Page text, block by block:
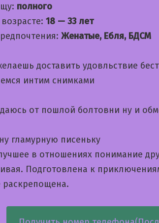
полного
18 — 33 лет
Женатые, Ебля, БДСМ
доставить удовльствие
интим снимками
от пошлой болтовни ну и
гламурную писеньку
в отношениях понимание
Подготовлена к
раскрепощена.